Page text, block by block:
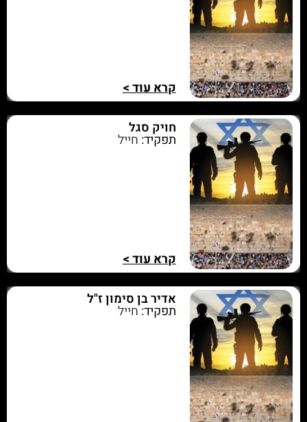
קרא עוד >
חויק סגל
תפקיד: חייל
קרא עוד >
אדיר בן סימון ז"ל
תפקיד:חייל